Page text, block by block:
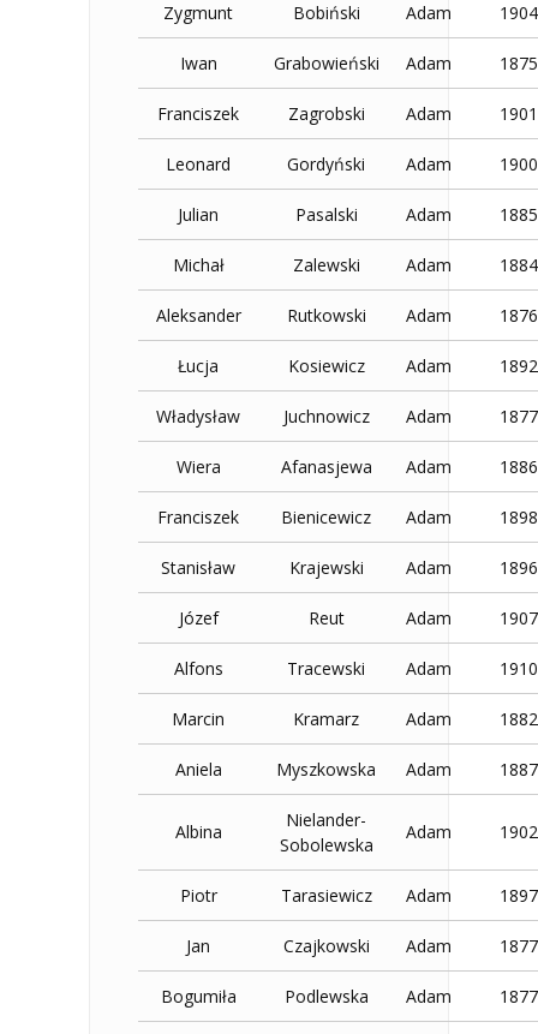
Zygmunt Bobiński Adam 1904
Iwan Grabowieński Adam 1875
Franciszek Zagrobski Adam 1901
Leonard Gordyński Adam 1900
Julian Pasalski Adam 1885
Michał Zalewski Adam 1884
Aleksander Rutkowski Adam 1876
Łucja Kosiewicz Adam 1892
Władysław Juchnowicz Adam 1877
Wiera Afanasjewa Adam 1886
Franciszek Bienicewicz Adam 1898
Stanisław Krajewski Adam 1896
Józef Reut Adam 1907
Alfons Tracewski Adam 1910
Marcin Kramarz Adam 1882
Aniela Myszkowska Adam 1887
Albina
Nielander-
Sobolewska
Adam 1902
Piotr Tarasiewicz Adam 1897
Jan Czajkowski Adam 1877
Bogumiła Podlewska Adam 1877